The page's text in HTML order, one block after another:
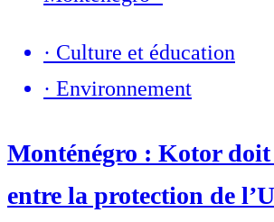
· Culture et éducation
· Environnement
Monténégro : Kotor
entre la protection de